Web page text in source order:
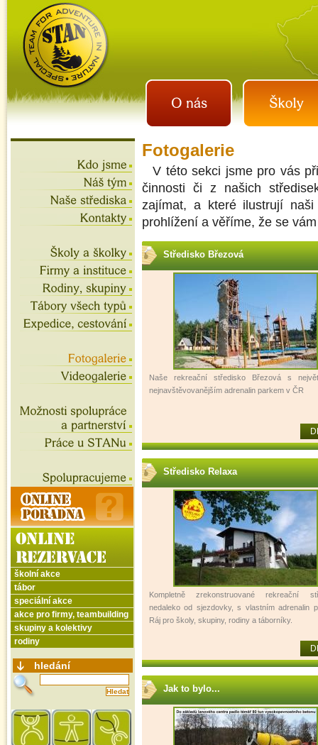
istan.cz
letní tábory 2026, školní
výlety, akce na víkend,
teambuilding
Fotogalerie
V této sekci jsme pro vás
činnosti či z našich
zajímat, a které ilustrují
prohlížení a věříme, že se
Středisko Březová
Naše rekreační středisko Březová s
nejnavštěvovanějším adrenalin parkem v ČR
Středisko Relaxa
Kompletně zrekonstruované rekreační
nedaleko od sjezdovky, s vlastním adrenalin
Ráj pro školy, skupiny, rodiny a táborníky.
Jak to bylo...
školní akce
tábor
speciální akce
akce pro firmy, teambuilding
skupiny a kolektivy
rodiny
hledání